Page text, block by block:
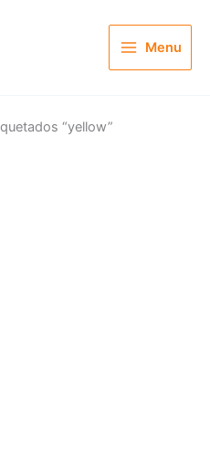
Menu
“yellow”